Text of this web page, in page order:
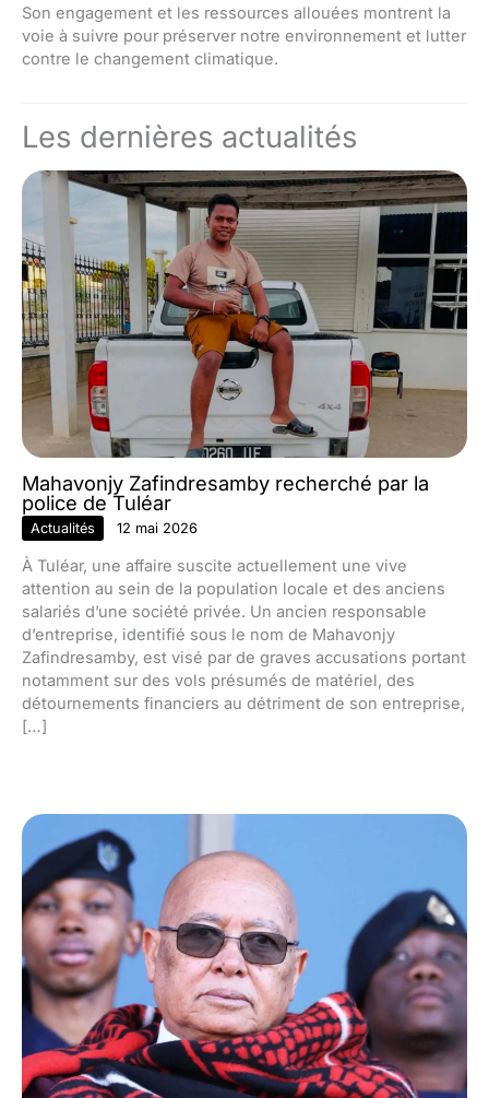
Son engagement et les ressources allouées montrent la
voie à suivre pour préserver notre environnement et lutter
contre le changement climatique.
Les dernières actualités
Mahavonjy Zafindresamby recherché par la
police de Tuléar
Actualités 12 mai 2026
À Tuléar, une affaire suscite actuellement une vive
attention au sein de la population locale et des anciens
salariés d’une société privée. Un ancien responsable
d’entreprise, identifié sous le nom de Mahavonjy
Zafindresamby, est visé par de graves accusations portant
notamment sur des vols présumés de matériel, des
détournements financiers au détriment de son entreprise,
[…]